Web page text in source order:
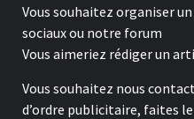
Vous souhaitez organiser
sociaux ou notre forum
Vous aimeriez rédiger un
Vous souhaitez nous
d’ordre publicitaire, faites